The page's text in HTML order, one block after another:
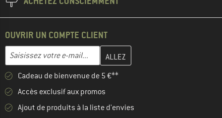
OUVRIR UN COMPTE CLIENT
Adresse e-mail
Entrez votre adresse e-mail ici et créez votre compte client à la
Cadeau de bienvenue de 5 €**
Accès exclusif aux promos
Ajout de produits à la liste d'envies